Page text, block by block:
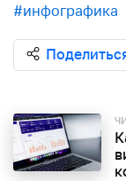
#инфографика